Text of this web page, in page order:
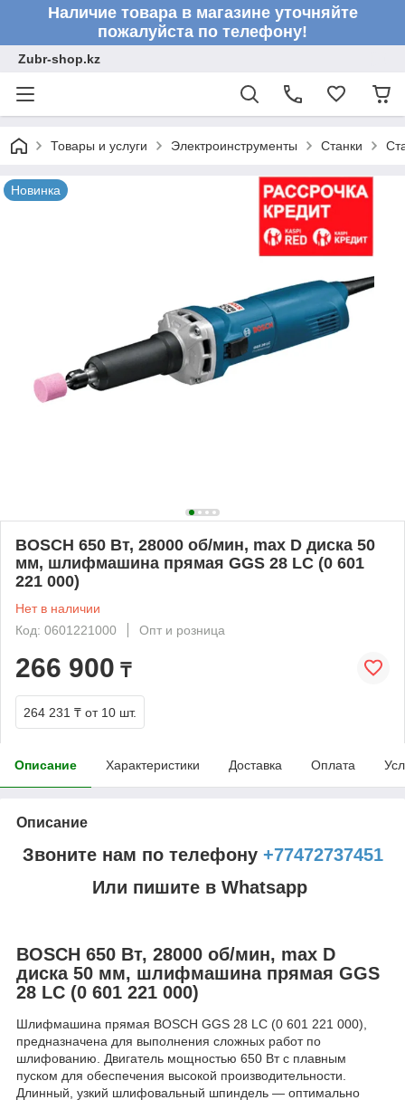
Наличие товара в магазине уточняйте
пожалуйста по телефону!
Zubr-shop.kz
Товары и услуги Электроинструменты Станки
Новинка
BOSCH 650 Bт, 28000 об/мин, max D диска 50
мм, шлифмашина прямая GGS 28 LC (0 601
221 000)
Нет в наличии
Код: 0601221000
Опт и розница
266 900 ₸
264 231 ₸ от 10 шт.
Описание Характеристики Доставка Оплата
Описание
Звоните нам по телефону +77472737451
Или пишите в Whatsapp
BOSCH 650 Bт, 28000 об/мин, max D
диска 50 мм, шлифмашина прямая GGS
28 LC (0 601 221 000)
Шлифмашина прямая BOSCH GGS 28 LC (0 601 221 000),
предназначена для выполнения сложных работ по
шлифованию. Двигатель мощностью 650 Вт с плавным
пуском для обеспечения высокой производительности.
Длинный, узкий шлифовальный шпиндель — оптимально